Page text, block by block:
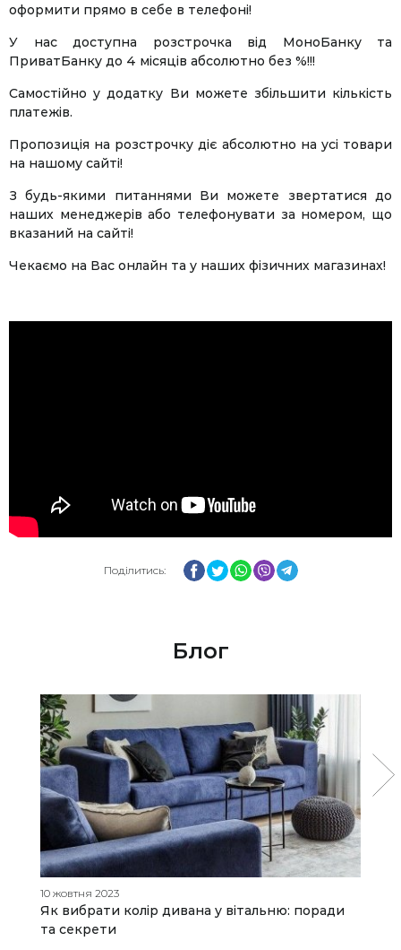
оформити прямо в себе в телефоні!
У нас доступна розстрочка від МоноБанку та
ПриватБанку до 4 місяців абсолютно без %!!!
Самостійно у додатку Ви можете збільшити кількість
платежів.
Пропозиція на розстрочку діє абсолютно на усі товари
на нашому сайті!
З будь-якими питаннями Ви можете звертатися до
наших менеджерів або телефонувати за номером, що
вказаний на сайті!
Чекаємо на Вас онлайн та у наших фізичних магазинах!
Поділитись: Facebook
Twitter
WhatsApp
ViberTelegram
Блог
10 жовтня 2023
Як вибрати колір дивана у вітальню: поради
та секрети